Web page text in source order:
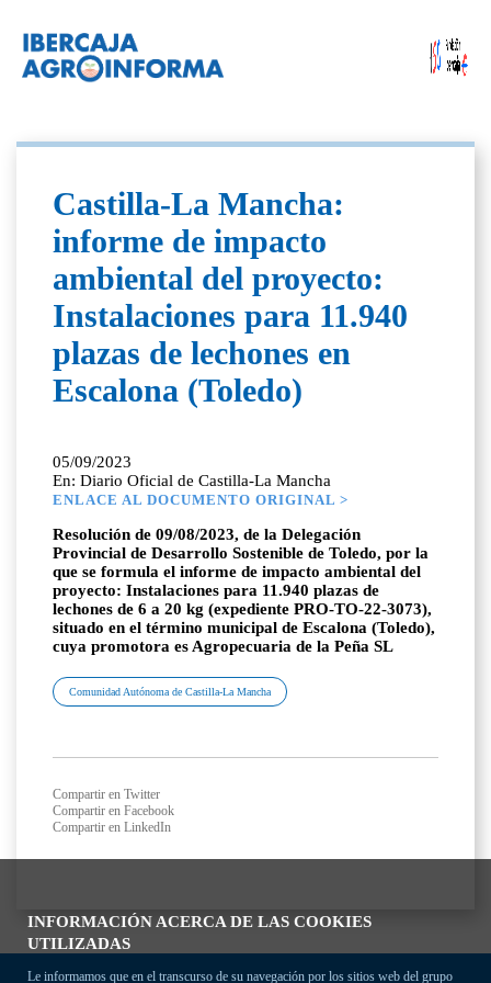
INFORMACIÓN ACERCA DE LAS COOKIES
UTILIZADAS
Le informamos que en el transcurso de su navegación por los sitios web del grupo
Castilla-La Mancha:
informe de impacto
ambiental del proyecto:
Instalaciones para 11.940
plazas de lechones en
Escalona (Toledo)
05/09/2023
En: Diario Oficial de Castilla-La Mancha
ENLACE AL DOCUMENTO ORIGINAL >
Resolución de 09/08/2023, de la Delegación
Provincial de Desarrollo Sostenible de Toledo, por la
que se formula el informe de impacto ambiental del
proyecto: Instalaciones para 11.940 plazas de
lechones de 6 a 20 kg (expediente PRO-TO-22-3073),
situado en el término municipal de Escalona (Toledo),
cuya promotora es Agropecuaria de la Peña SL
Comunidad Autónoma de Castilla-La Mancha
Compartir en Twitter
Compartir en Facebook
Compartir en LinkedIn